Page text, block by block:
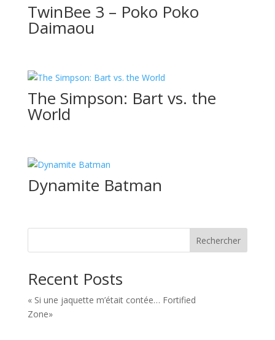
TwinBee 3 – Poko Poko
Daimaou
The Simpson: Bart vs. the
World
Dynamite Batman
Rechercher
Recent Posts
« Si une jaquette m’était contée… Fortified
Zone»